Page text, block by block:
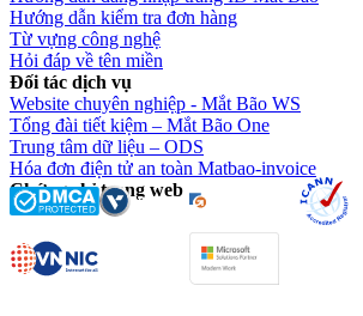
Hướng dẫn kiểm tra đơn hàng
Từ vựng công nghệ
Hỏi đáp về tên miền
Đối tác dịch vụ
Website chuyên nghiệp - Mắt Bão WS
Tổng đài tiết kiệm – Mắt Bão One
Trung tâm dữ liệu – ODS
Hóa đơn điện tử an toàn Matbao-invoice
Chứng chỉ trang web